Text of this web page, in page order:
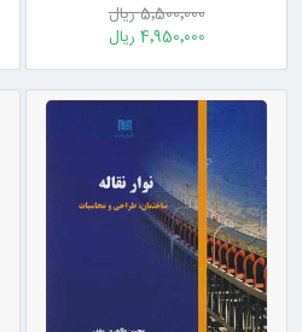
5٬500٬000 ریال
4٬950٬000 ریال